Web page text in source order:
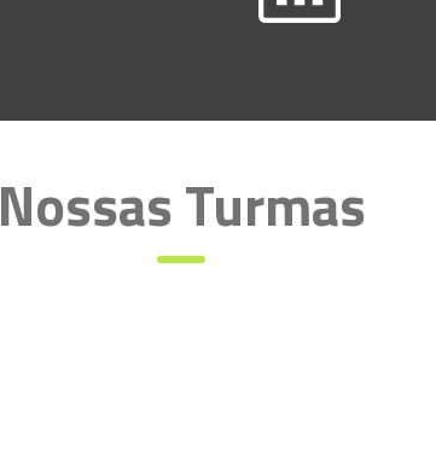
Nossas Turmas